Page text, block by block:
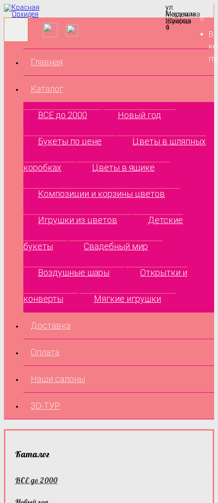
ул.
Маршала
Жукова
9
ул.
Академика
Шварца
4
0
В
Главная
Каталог
ВСЕ до 2000 Новый год
Букеты по цене Цветы в шляпных
коробках Цветы в ящике
Композиции и корзины цветов
Игрушки из цветов Детские
букеты Свадебный мир
Воздушные шары Открытки и
конверты Мягкие игрушки
Доставка
Оплата
Наши салоны
3D-ТУР
Каталог
ВСЕ до 2000